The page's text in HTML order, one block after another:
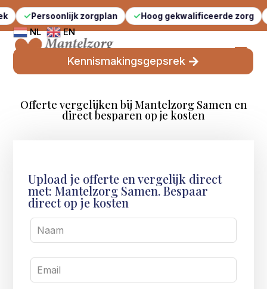
Persoonlijk zorgplan Hoog gekwalificeerde zorg
NL EN
Kennismakingsgepsrek
Offerte vergelijken bij Mantelzorg Samen en
direct besparen op je kosten
Upload je offerte en vergelijk direct
met: Mantelzorg Samen. Bespaar
direct op je kosten
Leave
this
blank